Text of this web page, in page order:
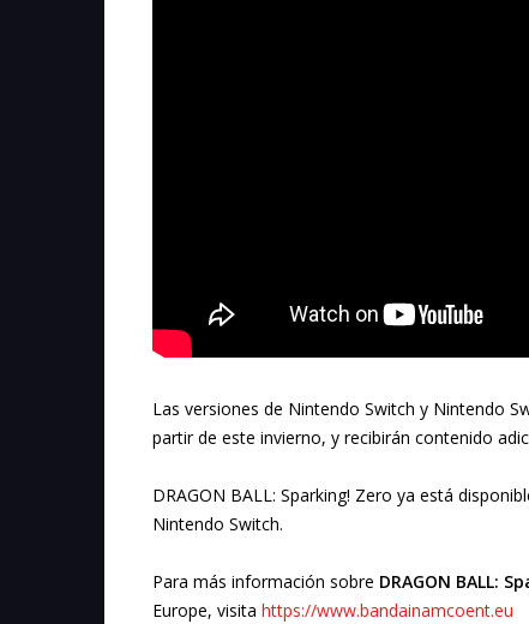
Las versiones de Nintendo Switch y Nintendo
partir de este invierno, y recibirán contenido
DRAGON BALL: Sparking! Zero ya está
Nintendo Switch.
Para más información sobre DRAGON BALL:
Europe, visita https://www.bandainamcoent.eu